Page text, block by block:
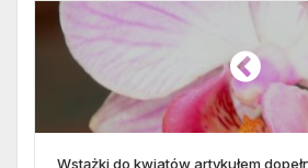
Wstążki do kwiatów artykułem